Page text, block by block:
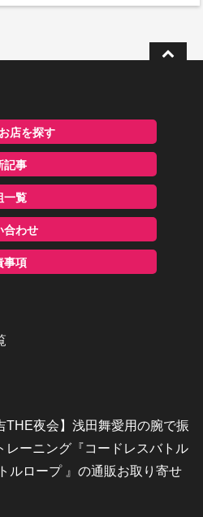
店を探す
記事
一覧
合わせ
事項
THE夜会】浅田舞愛用の腕で振
レーニング『コードレスバトル
ルロープ 』の通販お取り寄せ